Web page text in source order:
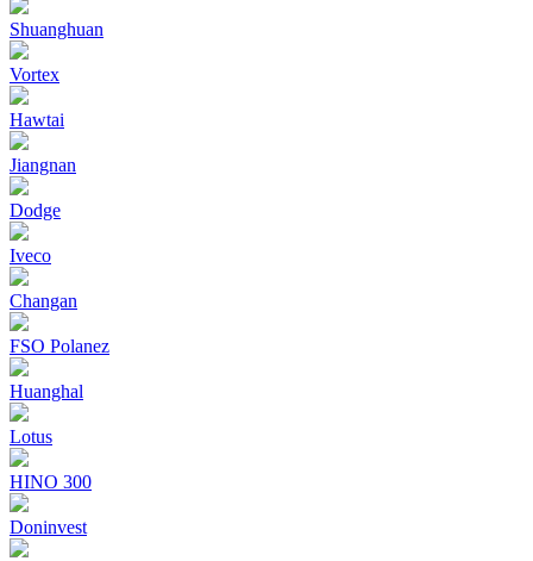
Shuanghuan
Vortex
Hawtai
Jiangnan
Dodge
Iveco
Changan
FSO Polanez
Huanghal
Lotus
HINO 300
Doninvest